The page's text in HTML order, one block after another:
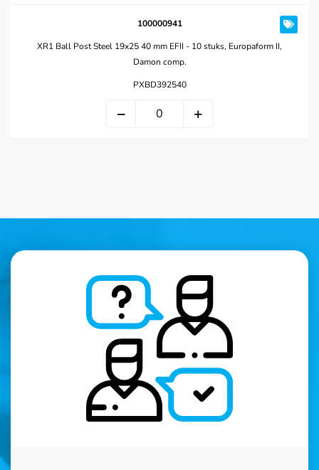
100000941
XR1 Ball Post Steel 19x25 40 mm EFII - 10 stuks, Europaform II,
Damon comp.
PXBD392540